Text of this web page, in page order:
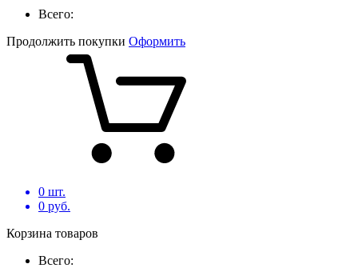
Всего:
Продолжить покупки Оформить
0 шт.
0 руб.
Корзина товаров
Всего: